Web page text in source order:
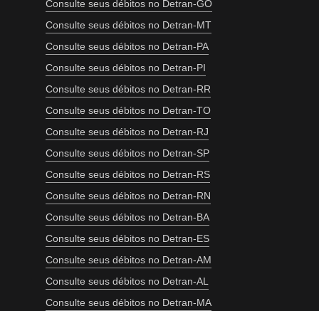
Consulte seus débitos no Detran-GO
Consulte seus débitos no Detran-MT
Consulte seus débitos no Detran-PA
Consulte seus débitos no Detran-PI
Consulte seus débitos no Detran-RR
Consulte seus débitos no Detran-TO
Consulte seus débitos no Detran-RJ
Consulte seus débitos no Detran-SP
Consulte seus débitos no Detran-RS
Consulte seus débitos no Detran-RN
Consulte seus débitos no Detran-BA
Consulte seus débitos no Detran-ES
Consulte seus débitos no Detran-AM
Consulte seus débitos no Detran-AL
Consulte seus débitos no Detran-MA